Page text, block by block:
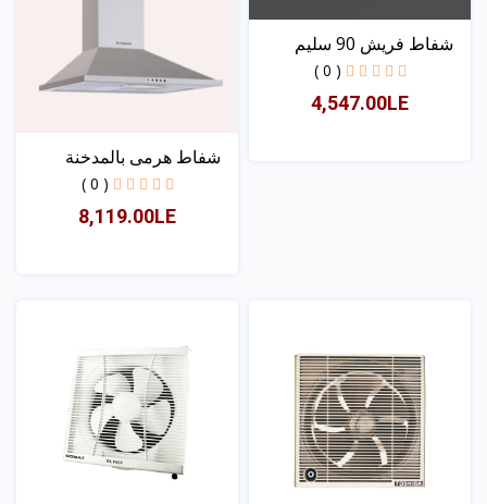
شفاط فريش 90 سليم
استان...
( 0 )
4,547.00LE
شفاط هرمى بالمدخنة
فريش...
( 0 )
8,119.00LE